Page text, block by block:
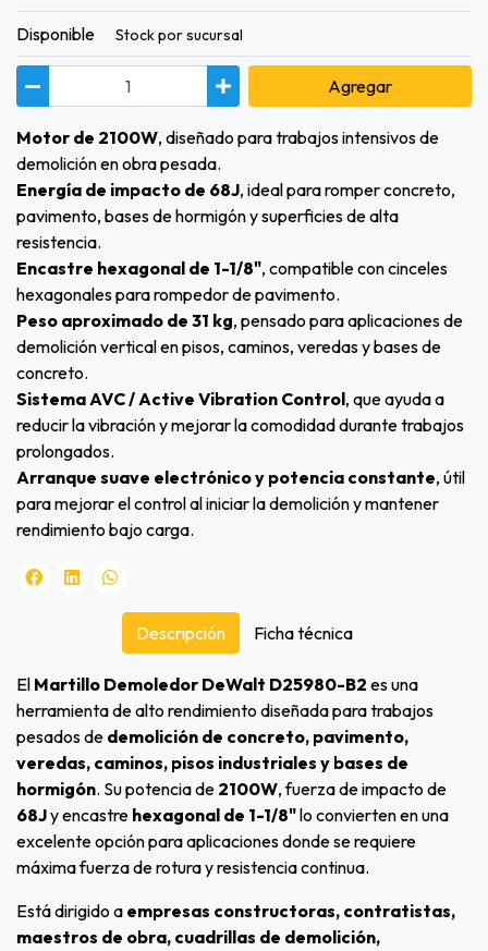
Disponible Stock por sucursal
Agregar
Motor de 2100W, diseñado para trabajos intensivos de
demolición en obra pesada.
Energía de impacto de 68J, ideal para romper concreto,
pavimento, bases de hormigón y superficies de alta
resistencia.
Encastre hexagonal de 1-1/8", compatible con cinceles
hexagonales para rompedor de pavimento.
Peso aproximado de 31 kg, pensado para aplicaciones de
demolición vertical en pisos, caminos, veredas y bases de
concreto.
Sistema AVC / Active Vibration Control, que ayuda a
reducir la vibración y mejorar la comodidad durante trabajos
prolongados.
Arranque suave electrónico y potencia constante, útil
para mejorar el control al iniciar la demolición y mantener
rendimiento bajo carga.
El Martillo Demoledor DeWalt D25980-B2 es una
herramienta de alto rendimiento diseñada para trabajos
pesados de demolición de concreto, pavimento,
veredas, caminos, pisos industriales y bases de
hormigón. Su potencia de 2100W, fuerza de impacto de
68Jy encastre hexagonal de 1-1/8"lo convierten en una
excelente opción para aplicaciones donde se requiere
máxima fuerza de rotura y resistencia continua.
Está dirigido a empresas constructoras, contratistas,
maestros de obra, cuadrillas de demolición,
Descripción Ficha técnica